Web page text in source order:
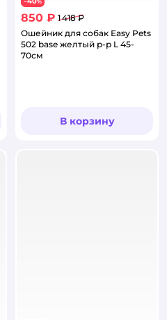
850 ₽ 1 418 ₽
Ошейник для собак Easy Pets
502 base желтый р-р L 45-
70см
В корзину